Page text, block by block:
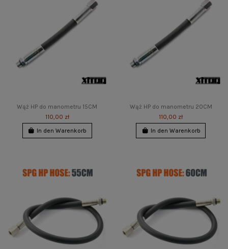
Wąż HP do manometru 15CM
110,00 zł
In den Warenkorb
Wąż HP do manometru 20CM
110,00 zł
In den Warenkorb